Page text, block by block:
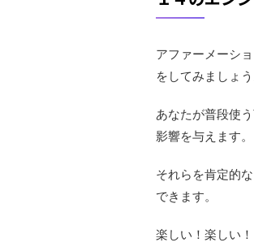
アファーメーシ
をしてみましょう
あなたが普段使
影響を与えます。
それらを肯定的
できます。
楽しい！楽しい